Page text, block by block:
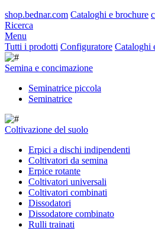
shop.bednar.com Cataloghi e brochure
Ricerca
Menu
Tutti i prodotti Configuratore Cataloghi
Semina e concimazione
Seminatrice piccola
Seminatrice
Coltivazione del suolo
Erpici a dischi indipendenti
Coltivatori da semina
Erpice rotante
Coltivatori universali
Coltivatori combinati
Dissodatori
Dissodatore combinato
Rulli trainati